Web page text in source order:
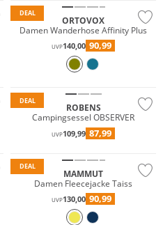
DEAL
ORTOVOX
Damen Wanderhose Affinity Plus
UVP140,00 90,99
DEAL
ROBENS
Campingsessel OBSERVER
UVP109,99 87,99
DEAL
MAMMUT
Damen Fleecejacke Taiss
UVP130,00 90,99